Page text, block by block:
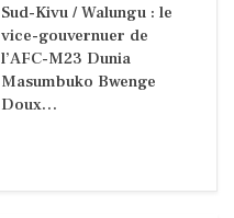
Sud-Kivu / Walungu : le
vice-gouvernuer de
l’AFC-M23 Dunia
Masumbuko Bwenge
Doux…